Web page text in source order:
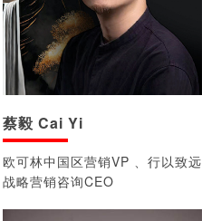
蔡毅 Cai Yi
欧可林中国区营销VP 、行以致远
战略营销咨询CEO